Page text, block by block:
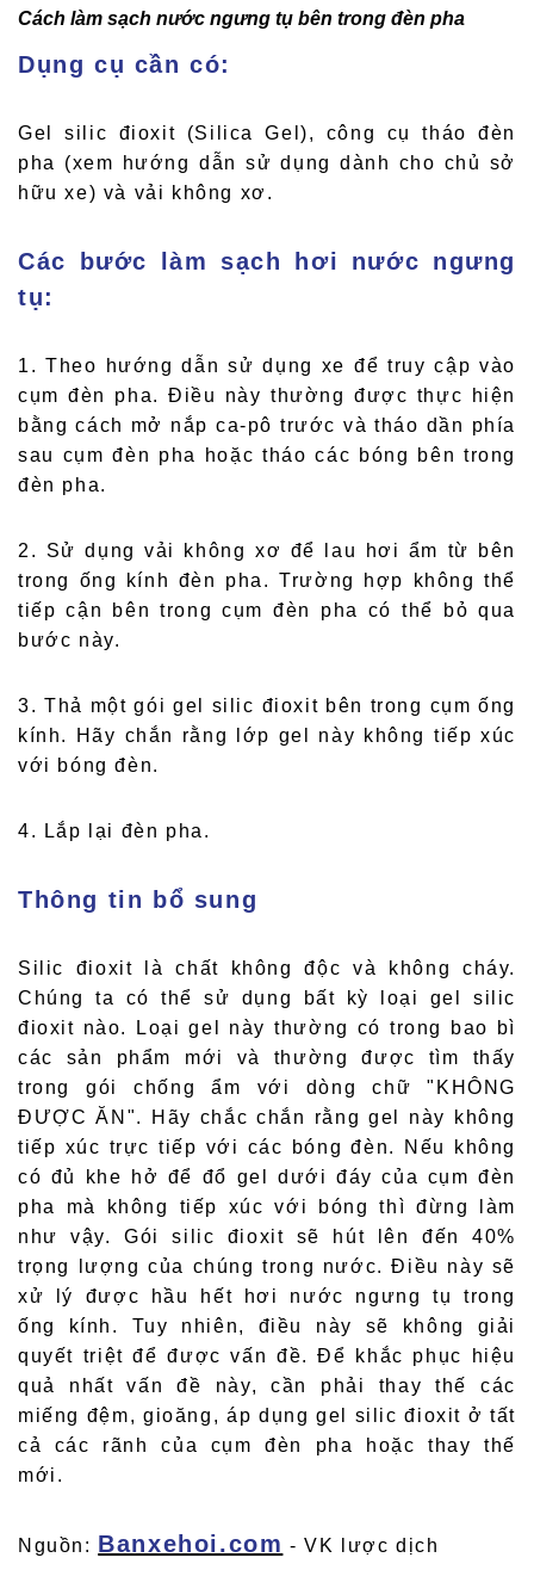
Cách làm sạch nước ngưng tụ bên trong đèn pha
Dụng cụ cần có:
Gel silic đioxit (Silica Gel), công cụ tháo đèn
pha (xem hướng dẫn sử dụng dành cho chủ sở
hữu xe) và vải không xơ.
Các bước làm sạch hơi nước ngưng
tụ:
1. Theo hướng dẫn sử dụng xe để truy cập vào
cụm đèn pha. Điều này thường được thực hiện
bằng cách mở nắp ca-pô trước và tháo dần phía
sau cụm đèn pha hoặc tháo các bóng bên trong
đèn pha.
2. Sử dụng vải không xơ để lau hơi ẩm từ bên
trong ống kính đèn pha. Trường hợp không thể
tiếp cận bên trong cụm đèn pha có thể bỏ qua
bước này.
3. Thả một gói gel silic đioxit bên trong cụm ống
kính. Hãy chắn rằng lớp gel này không tiếp xúc
với bóng đèn.
4. Lắp lại đèn pha.
Thông tin bổ sung
Silic đioxit là chất không độc và không cháy.
Chúng ta có thể sử dụng bất kỳ loại gel silic
đioxit nào. Loại gel này thường có trong bao bì
các sản phẩm mới và thường được tìm thấy
trong gói chống ẩm với dòng chữ "KHÔNG
ĐƯỢC ĂN". Hãy chắc chắn rằng gel này không
tiếp xúc trực tiếp với các bóng đèn. Nếu không
có đủ khe hở để đổ gel dưới đáy của cụm đèn
pha mà không tiếp xúc với bóng thì đừng làm
như vậy. Gói silic đioxit sẽ hút lên đến 40%
trọng lượng của chúng trong nước. Điều này sẽ
xử lý được hầu hết hơi nước ngưng tụ trong
ống kính. Tuy nhiên, điều này sẽ không giải
quyết triệt để được vấn đề. Để khắc phục hiệu
quả nhất vấn đề này, cần phải thay thế các
miếng đệm, gioăng, áp dụng gel silic đioxit ở tất
cả các rãnh của cụm đèn pha hoặc thay thế
mới.
Nguồn: Banxehoi.com - VK lược dịch